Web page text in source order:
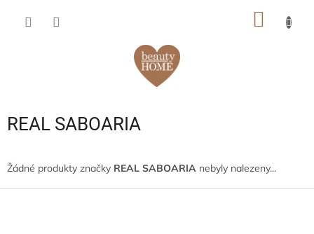
REAL SABOARIA
Žádné produkty značky REAL SABOARIA nebyly nalezeny...